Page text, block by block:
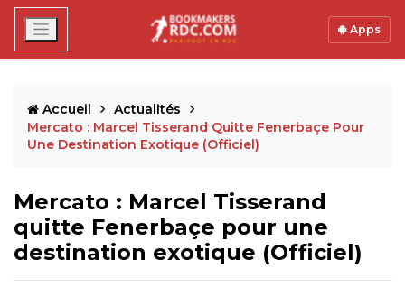
Apps
Accueil
Actualités
Mercato : Marcel Tisserand Quitte Fenerbaçe Pour
Une Destination Exotique (Officiel)
Mercato : Marcel Tisserand
quitte Fenerbaçe pour une
destination exotique (Officiel)